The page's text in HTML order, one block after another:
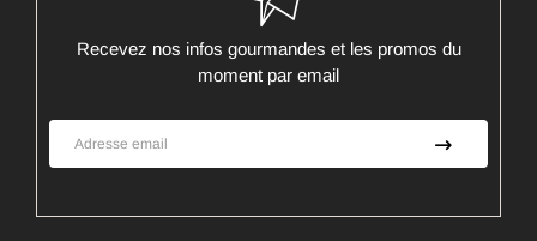
Recevez nos infos gourmandes et les promos du
moment par email